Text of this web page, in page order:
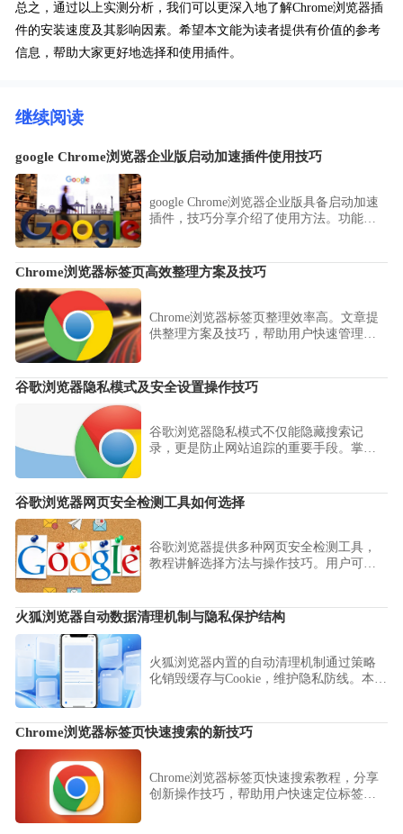
总之，通过以上实测分析，我们可以更深入地了解Chrome浏览器插
件的安装速度及其影响因素。希望本文能为读者提供有价值的参考
信息，帮助大家更好地选择和使用插件。
继续阅读
google Chrome浏览器企业版启动加速插件使用技巧
google Chrome浏览器企业版具备启动加速
插件，技巧分享介绍了使用方法。功能可
Chrome浏览器标签页高效整理方案及技巧
Chrome浏览器标签页整理效率高。文章提
供整理方案及技巧，帮助用户快速管理多
谷歌浏览器隐私模式及安全设置操作技巧
谷歌浏览器隐私模式不仅能隐藏搜索记
录，更是防止网站追踪的重要手段。掌握
的精准画像，在公共设备上也能安心浏
览，全方位保障您的上网隐私。
谷歌浏览器网页安全检测工具如何选择
谷歌浏览器提供多种网页安全检测工具，
教程讲解选择方法与操作技巧。用户可有
火狐浏览器自动数据清理机制与隐私保护结构
火狐浏览器内置的自动清理机制通过策略
化销毁缓存与Cookie，维护隐私防线。本分
泄。
Chrome浏览器标签页快速搜索的新技巧
Chrome浏览器标签页快速搜索教程，分享
创新操作技巧，帮助用户快速定位标签